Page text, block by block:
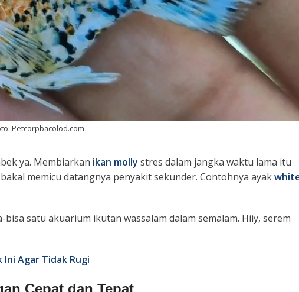
Petcorpbacolod.com
ya. Membiarkan ikan molly stres dalam jangka waktu lama itu
memicu datangnya penyakit sekunder. Contohnya ayak
satu akuarium ikutan wassalam dalam semalam. Hiiy, serem
Ini Agar Tidak Rugi
Cepat dan Tepat